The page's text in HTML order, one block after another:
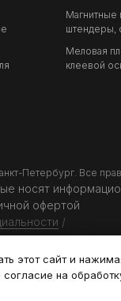
Магнитные
штендеры,
Меловая
клеевой
Петербург. Все
носят
офертой
/
этот сайт и
согласие на